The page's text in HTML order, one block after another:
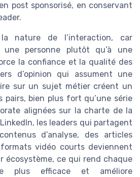
post sponsorisé, en conservant
nature de l’interaction, car
une personne plutôt qu’à une
la confiance et la qualité des
d’opinion qui assument une
sur un sujet métier créent un
pairs, bien plus fort qu’une série
alignées sur la charte de la
les leaders qui partagent
d’analyse, des articles
vidéo courts deviennent
écosystème, ce qui rend chaque
plus efficace et améliore